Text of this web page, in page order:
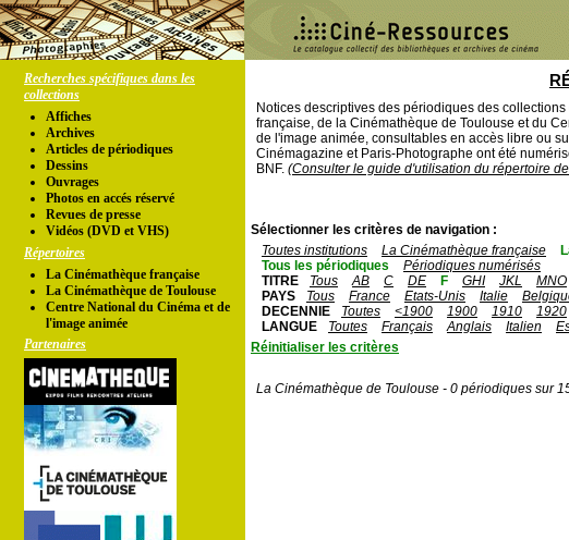
Recherches spécifiques dans les
collections
Affiches
Archives
Articles de périodiques
Dessins
Ouvrages
Photos en accés réservé
Revues de presse
Vidéos (DVD et VHS)
Répertoires
La Cinémathèque française
La Cinémathèque de Toulouse
Centre National du Cinéma et de
l'image animée
Partenaires
Notices descriptives des périodiques des
française, de la Cinémathèque de Toulouse et du
de l'image animée, consultables en accès libre ou
Cinémagazine et Paris-Photographe ont été
BNF. (Consulter le guide d'utilisation du répertoire
Sélectionner les critères de navigation :
Toutes institutions
La Cinémathèque française
Tous les périodiques
Périodiques numérisés
TITRE
Tous AB C DE F GHI JKL MNO
PAYS
Tous France Etats-Unis Italie
DECENNIE
Toutes <1900 1900 1910 1920
LANGUE
Toutes Français Anglais Italien
Réinitialiser les critères
La Cinémathèque de Toulouse - 0 périodiques sur